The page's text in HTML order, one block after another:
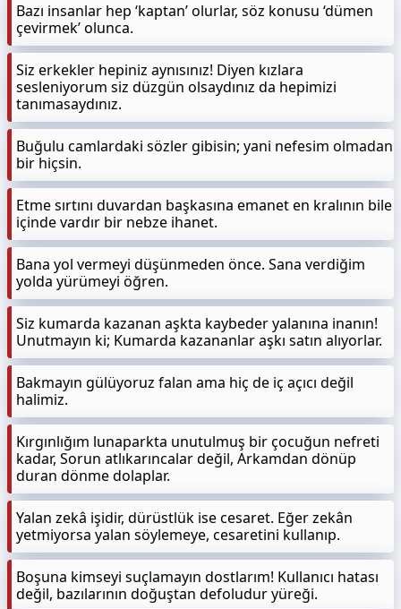
Bazı insanlar hep ‘kaptan’ olurlar, söz konusu ‘dümen
çevirmek’ olunca.
Siz erkekler hepiniz aynısınız! Diyen kızlara
sesleniyorum siz düzgün olsaydınız da hepimizi
tanımasaydınız.
Buğulu camlardaki sözler gibisin; yani nefesim olmadan
bir hiçsin.
Etme sırtını duvardan başkasına emanet en kralının bile
içinde vardır bir nebze ihanet.
Bana yol vermeyi düşünmeden önce. Sana verdiğim
yolda yürümeyi öğren.
Siz kumarda kazanan aşkta kaybeder yalanına inanın!
Unutmayın ki; Kumarda kazananlar aşkı satın alıyorlar.
Bakmayın gülüyoruz falan ama hiç de iç açıcı değil
halimiz.
Kırgınlığım lunaparkta unutulmuş bir çocuğun nefreti
kadar, Sorun atlıkarıncalar değil, Arkamdan dönüp
duran dönme dolaplar.
Yalan zekâ işidir, dürüstlük ise cesaret. Eğer zekân
yetmiyorsa yalan söylemeye, cesaretini kullanıp.
Boşuna kimseyi suçlamayın dostlarım! Kullanıcı hatası
değil, bazılarının doğuştan defoludur yüreği.